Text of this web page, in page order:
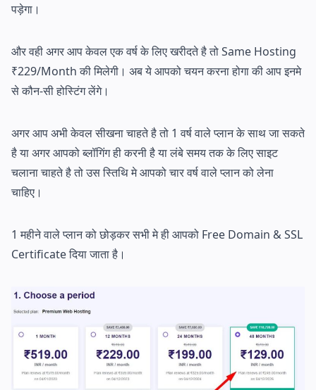
पड़ेगा।
और वही अगर आप केवल एक वर्ष के लिए खरीदते है तो Same Hosting
₹229/Month की मिलेगी। अब ये आपको चयन करना होगा की आप इनमे
से कौन-सी होस्टिंग लेंगे।
अगर आप अभी केवल सीखना चाहते है तो 1 वर्ष वाले प्लान के साथ जा सकते
है या अगर आपको ब्लॉगिंग ही करनी है या लंबे समय तक के लिए साइट
चलाना चाहते है तो उस स्तिथि मे आपको चार वर्ष वाले प्लान को लेना
चाहिए।
1 महीने वाले प्लान को छोड़कर सभी मे ही आपको Free Domain & SSL
Certificate दिया जाता है।